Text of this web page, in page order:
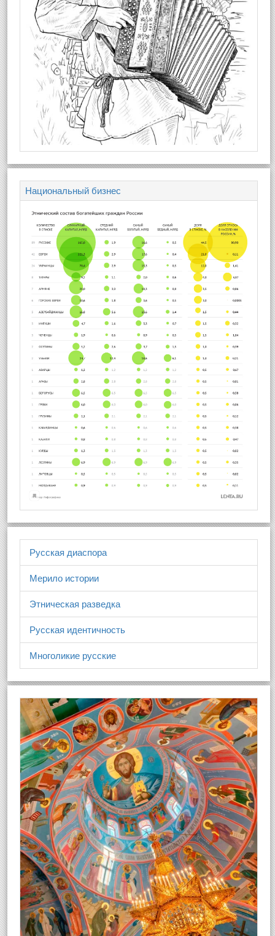
Национальный бизнес
Русская диаспора
Мерило истории
Этническая разведка
Русская идентичность
Многоликие русские